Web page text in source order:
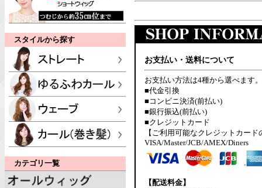
スタイルから探す
カテゴリ一覧
お支払い・送料について
お支払い方法は4種から選べます。
■代金引換
■コンビニ決済(前払い)
■銀行振込(前払い)
■クレジットカード
【ご利用可能なクレジットカード
VISA/Master/JCB/AMEX/Diners
【配送料金】